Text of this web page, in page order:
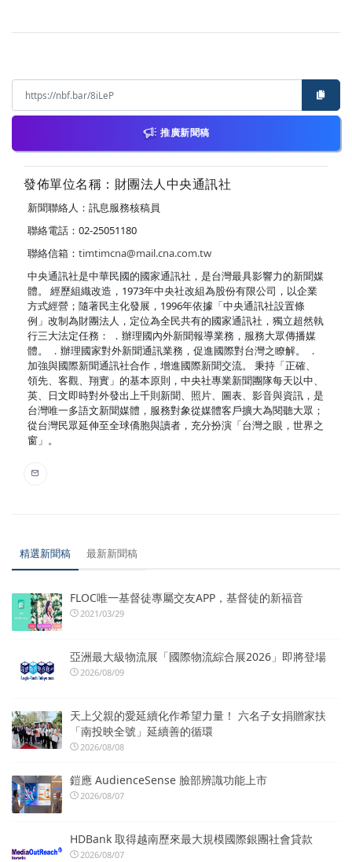
推廣新聞稿
發佈單位名稱：財團法人中央通訊社
新聞聯絡人：訊息服務核稿員
聯絡電話：02-25051180
聯絡信箱： timtimcna@mail.cna.com.tw
中央通訊社是中華民國的國家通訊社，是台灣最具影響力的新聞媒
體。 經歷組織改造，1973年中央社改組為股份有限公司，以企業
方式經營；隨著民主化發展，1996年依據「中央通訊社設置條
例」改制為財團法人，定位為全民共有的國家通訊社，獨立超然執
行三大法定任務： ．辦理國內外新聞報導業務，服務大眾傳播媒
體。 ．辦理國家對外新聞通訊業務，促進國際對台灣之瞭解。 ．
加強與國際新聞通訊社合作，增進國際新聞交流。 秉持「正確、
領先、客觀、翔實」的基本原則，中央社專業新聞團隊每天以中、
英、日文即時對外發出上千則新聞、照片、圖表、影音與資訊，是
台灣唯一多語文新聞媒體，服務對象從媒體客戶擴大為閱聽大眾；
從台灣民眾延伸至全球僑胞與讀者，充分扮演「台灣之眼，世界之
窗」。
精選新聞稿 最新新聞稿
FLOC唯一基督徒專屬交友APP，基督徒的新福音
2021/03/29
亞洲最大級物流展「國際物流綜合展2026」即將登場
2026/08/09
天上父親的愛延續化作希望力量！ 六名子女捐贈家扶
「南投映全號」延續善的循環
2026/08/08
鎧應 AudienceSense 臉部辨識功能上市
2026/08/07
HDBank 取得越南歷來最大規模國際銀團社會貸款
2026/08/07